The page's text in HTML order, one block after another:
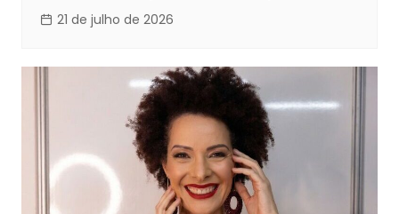
21 de julho de 2026